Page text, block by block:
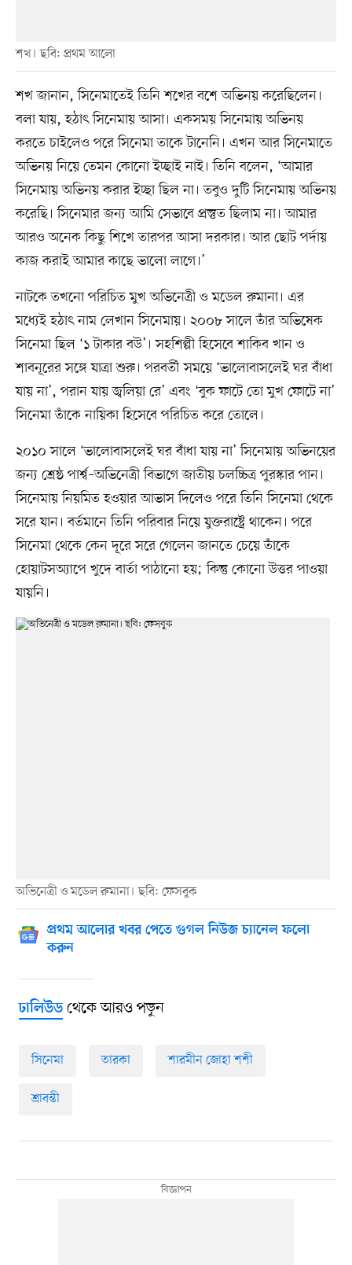
শখ। ছবি: প্রথম আলো
শখ জানান, সিনেমাতেই তিনি শখের বশে অভিনয় করেছিলেন।
বলা যায়, হঠাৎ সিনেমায় আসা। একসময় সিনেমায় অভিনয়
করতে চাইলেও পরে সিনেমা তাকে টানেনি। এখন আর সিনেমাতে
অভিনয় নিয়ে তেমন কোনো ইচ্ছাই নাই। তিনি বলেন, ‘আমার
সিনেমায় অভিনয় করার ইচ্ছা ছিল না। তবুও দুটি সিনেমায় অভিনয়
করেছি। সিনেমার জন্য আমি সেভাবে প্রস্তুত ছিলাম না। আমার
আরও অনেক কিছু শিখে তারপর আসা দরকার। আর ছোট পর্দায়
কাজ করাই আমার কাছে ভালো লাগে।’
নাটকে তখনো পরিচিত মুখ অভিনেত্রী ও মডেল রুমানা। এর
মধে৵ই হঠাৎ নাম লেখান সিনেমায়। ২০০৮ সালে তাঁর অভিষেক
সিনেমা ছিল ‘১ টাকার বউ’। সহশিল্পী হিসেবে শাকিব খান ও
শাবনূরের সঙ্গে যাত্রা শুরু। পরবর্তী সময়ে ‘ভালোবাসলেই ঘর বাঁধা
যায় না’, পরান যায় জ্বলিয়া রে’ এবং ‘বুক ফাটে তো মুখ ফোটে না’
সিনেমা তাঁকে নায়িকা হিসেবে পরিচিত করে তোলে।
২০১০ সালে ‘ভালোবাসলেই ঘর বাঁধা যায় না’ সিনেমায় অভিনয়ের
জন্য শ্রেষ্ঠ পার্শ্ব–অভিনেত্রী বিভাগে জাতীয় চলচ্চিত্র পুরস্কার পান।
সিনেমায় নিয়মিত হওয়ার আভাস দিলেও পরে তিনি সিনেমা থেকে
সরে যান। বর্তমানে তিনি পরিবার নিয়ে যুক্তরাষ্ট্রে থাকেন। পরে
সিনেমা থেকে কেন দূরে সরে গেলেন জানতে চেয়ে তাঁকে
হোয়াটসঅ্যাপে খুদে বার্তা পাঠানো হয়; কিন্তু কোনো উত্তর পাওয়া
যায়নি।
অভিনেত্রী ও মডেল রুমানা। ছবি: ফেসবুক
প্রথম আলোর খবর পেতে গুগল নিউজ চ্যানেল ফলো
করুন
ঢালিউডথেকে আরও পড়ুন
সিনেমা তারকা শারমীন জোহা শশী
শ্রাবন্তী